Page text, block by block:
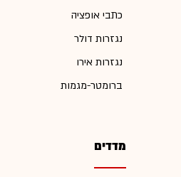
כתבי אופציה
נגזרות דולר
נגזרות אירו
ברומטר-מגמות
מדדים